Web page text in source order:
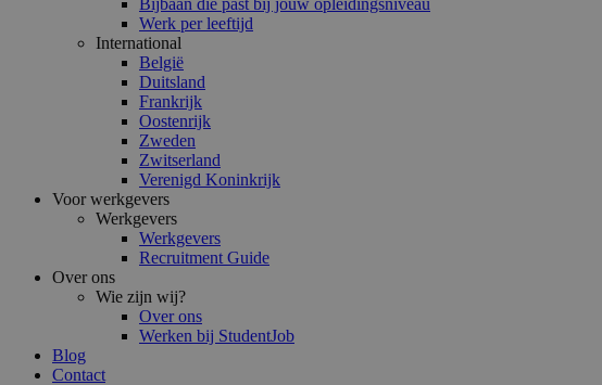
Bijbaan die past bij jouw opleidingsniveau
Werk per leeftijd
International
België
Duitsland
Frankrijk
Oostenrijk
Zweden
Zwitserland
Verenigd Koninkrijk
Voor werkgevers
Werkgevers
Werkgevers
Recruitment Guide
Over ons
Wie zijn wij?
Over ons
Werken bij StudentJob
Blog
Contact